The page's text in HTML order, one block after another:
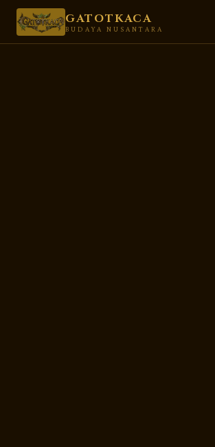
GATOTKACA
BUDAYA NUSANTARA